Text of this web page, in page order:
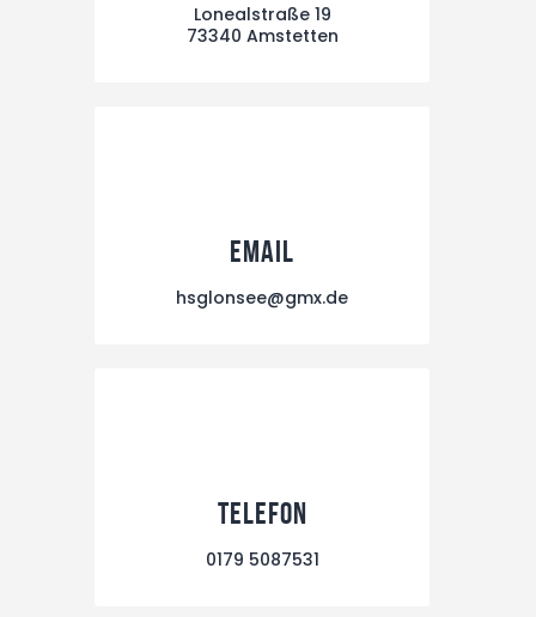
Lonealstraße 19
73340 Amstetten
Email
hsglonsee@gmx.de
Telefon
0179 5087531